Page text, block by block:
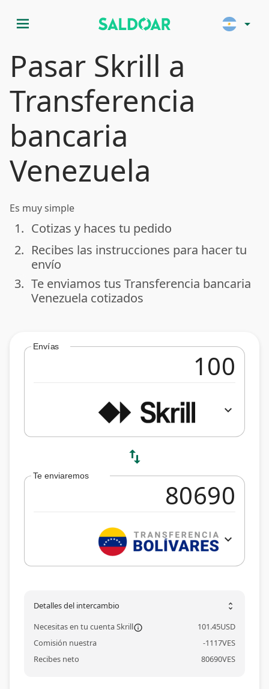
menu arrow_drop_down
Pasar Skrill a
Transferencia
bancaria
Venezuela
Es muy simple
done
1. Cotizas y haces tu pedido
done
2. Recibes las instrucciones para hacer tu
envío
done
3. Te enviamos tus Transferencia bancaria
Venezuela cotizados
Envías
expand_more
swap_vert
Te enviaremos
expand_more
Detalles del intercambio unfold_more
Necesitas en tu cuenta Skrill 101.45USD
Comisión nuestra
-1117VES
Recibes neto
80690VES